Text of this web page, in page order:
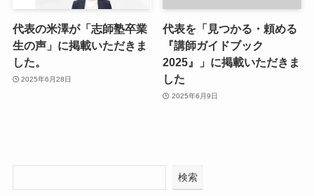
代表の米澤が「志師塾卒業
生の声」に掲載いただきま
した。
2025年6月28日
代表を「見つかる・頼める
『講師ガイドブック
2025』」に掲載いただきま
した
2025年6月9日
検索